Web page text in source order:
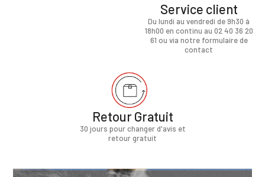
Service client
Du lundi au vendredi de 9h30 à
18h00 en continu au 02 40 36 20
61 ou via notre formulaire de
contact
Retour Gratuit
30 jours pour changer d'avis et
retour gratuit